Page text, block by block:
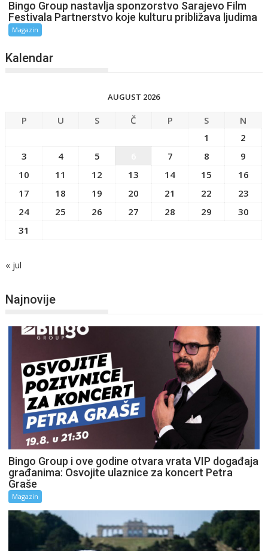
Bingo Group nastavlja sponzorstvo Sarajevo Film
Festivala Partnerstvo koje kulturu približava ljudima
Magazin
Kalendar
AUGUST 2026
P U S Č P S
N
1
2
3
4 5 7 8
9
10
11 12 13 14 15
16
17
18 19 20 21 22
23
24
25 26 27 28 29
30
31
« jul
Najnovije
Bingo Group i ove godine otvara vrata VIP događaja
građanima: Osvojite ulaznice za koncert Petra
Graše
Magazin